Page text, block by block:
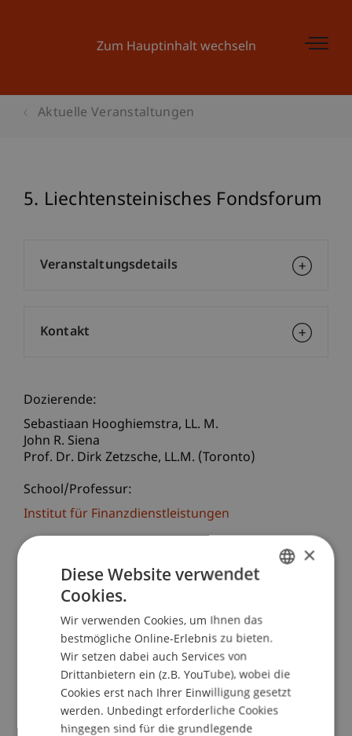
Zum Hauptinhalt wechseln
Aktuelle Veranstaltungen
5. Liechtensteinisches Fondsforum
Dozierende:
Sebastiaan Hooghiemstra LL. M.
John R. Siena
Prof. Dr. Dirk Zetzsche LL.M. (Toronto)
School/Professur:
Institut für Finanzdienstleistungen
Duties and Relationship of Depositaries and
Prime Brokers under AIFMD (and UCITS V)
Sie recht herzlich ein. Die Veranstaltung wird in
englischer Sprache gehalten.
Die Depotbankregulierung ist ein Schwerpunkt
der AIFM-Richtlinie, welche zu tiefgreifenden
Konsequenzen bei den Depotbanken führen
Veranstaltungsdetails
Kontakt
×
Diese Website verwendet
Cookies.
Wir verwenden Cookies, um Ihnen das
bestmögliche Online-Erlebnis zu bieten.
Wir setzen dabei auch Services von
Drittanbietern ein (z.B. YouTube), wobei die
Cookies erst nach Ihrer Einwilligung gesetzt
werden. Unbedingt erforderliche Cookies
hingegen sind für die grundlegende